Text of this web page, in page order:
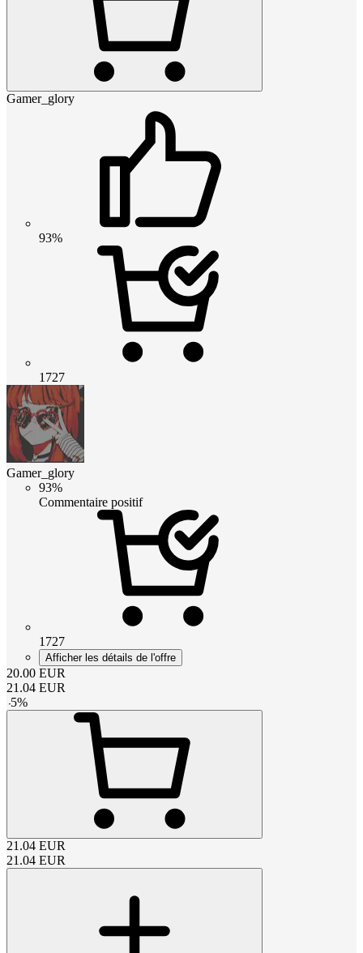
Gamer_glory
93%
1727
Gamer_glory
93%
Commentaire positif
1727
Afficher les détails de l'offre
20.00 EUR
21.04 EUR
-5%
21.04 EUR
21.04 EUR